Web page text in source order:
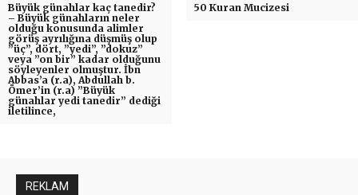
Büyük günahlar kaç tanedir?
– Büyük günahların neler
olduğu konusunda alimler
görüş ayrılığına düşmüş olup
”üç”, dört, ”yedi”, ”dokuz”
veya ”on bir” kadar olduğunu
söyleyenler olmuştur. İbn
Abbas’a (r.a), Abdullah b.
Ömer’in (r.a) ”Büyük
günahlar yedi tanedir” dediği
iletilince,
50 Kuran Mucizesi
REKLAM